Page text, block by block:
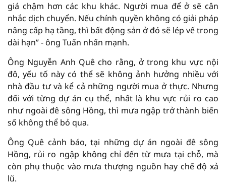
giá chậm hơn các khu khác. Người mua để ở sẽ cân
nhắc dịch chuyển. Nếu chính quyền không có giải pháp
nâng cấp hạ tầng, thì bất động sản ở đó sẽ lép vế trong
dài hạn” - ông Tuấn nhấn mạnh.
Ông Nguyễn Anh Quê cho rằng, ở trong khu vực nội
đô, yếu tố này có thể sẽ không ảnh hưởng nhiều với
nhà đầu tư và kể cả những người mua ở thực. Nhưng
đối với từng dự án cụ thể, nhất là khu vực rủi ro cao
như ngoài đê sông Hồng, thì mưa ngập trở thành biến
số không thể bỏ qua.
Ông Quê cảnh báo, tại những dự án ngoài đê sông
Hồng, rủi ro ngập không chỉ đến từ mưa tại chỗ, mà
còn phụ thuộc vào mưa thượng nguồn hay chế độ xả
lũ.